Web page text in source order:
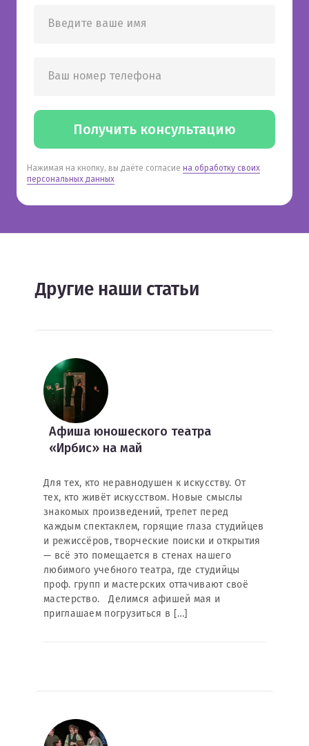
Введите ваше имя
Ваш номер телефона
Получить консультацию
Нажимая на кнопку, вы даёте согласие на обработку своих
персональных данных
Другие наши статьи
Афиша юношеского театра
«Ирбис» на май
Для тех, кто неравнодушен к искусству. От
тех, кто живёт искусством. Новые смыслы
знакомых произведений, трепет перед
каждым спектаклем, горящие глаза студийцев
и режиссёров, творческие поиски и открытия
— всё это помещается в стенах нашего
любимого учебного театра, где студийцы
проф. групп и мастерских оттачивают своё
мастерство. Делимся афишей мая и
приглашаем погрузиться в […]